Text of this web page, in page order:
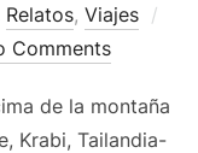
Relatos, Viajes
Comments
de la montaña
Krabi, Tailandia-